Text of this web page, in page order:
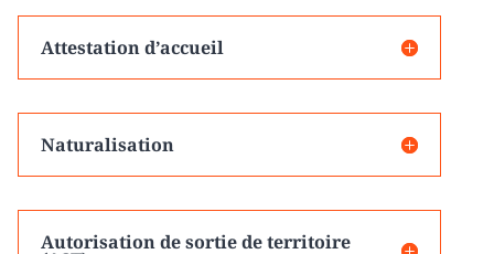
Attestation d’accueil
Naturalisation
Autorisation de sortie de territoire